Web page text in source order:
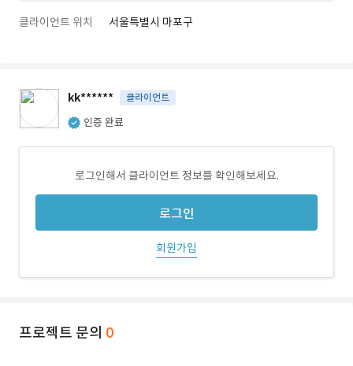
클라이언트 위치 서울특별시 마포구
kk****** 클라이언트
인증 완료
로그인해서 클라이언트 정보를 확인해보세요.
로그인
회원가입
프로젝트 문의 0